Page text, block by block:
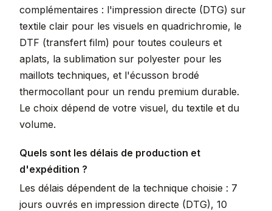
complémentaires : l'impression directe (DTG) sur
textile clair pour les visuels en quadrichromie, le
DTF (transfert film) pour toutes couleurs et
aplats, la sublimation sur polyester pour les
maillots techniques, et l'écusson brodé
thermocollant pour un rendu premium durable.
Le choix dépend de votre visuel, du textile et du
volume.
Quels sont les délais de production et
d'expédition ?
Les délais dépendent de la technique choisie : 7
jours ouvrés en impression directe (DTG), 10